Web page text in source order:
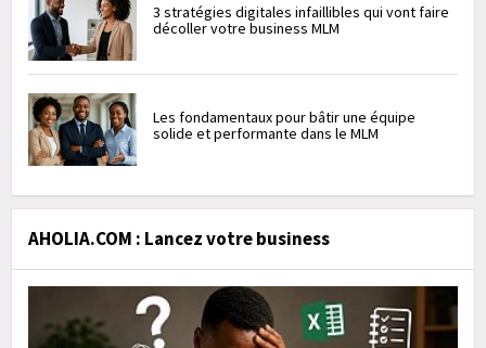
3 stratégies digitales infaillibles qui vont faire
décoller votre business MLM
Les fondamentaux pour bâtir une équipe
solide et performante dans le MLM
AHOLIA.COM : Lancez votre business